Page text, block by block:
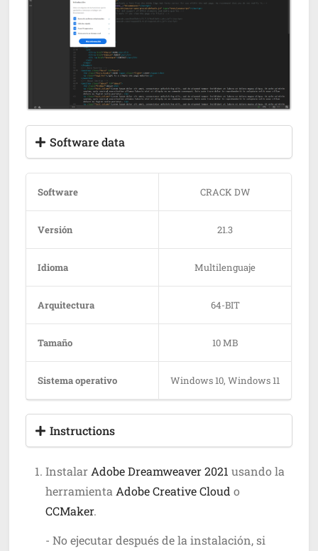
Software data
Software CRACK DW
Versión 21.3
Idioma Multilenguaje
Arquitectura 64-BIT
Tamaño 10 MB
Sistema operativo Windows 10, Windows 11
Instructions
Instalar Adobe Dreamweaver 2021 usando la
herramienta Adobe Creative Cloud o
CCMaker.
- No ejecutar después de la instalación, si